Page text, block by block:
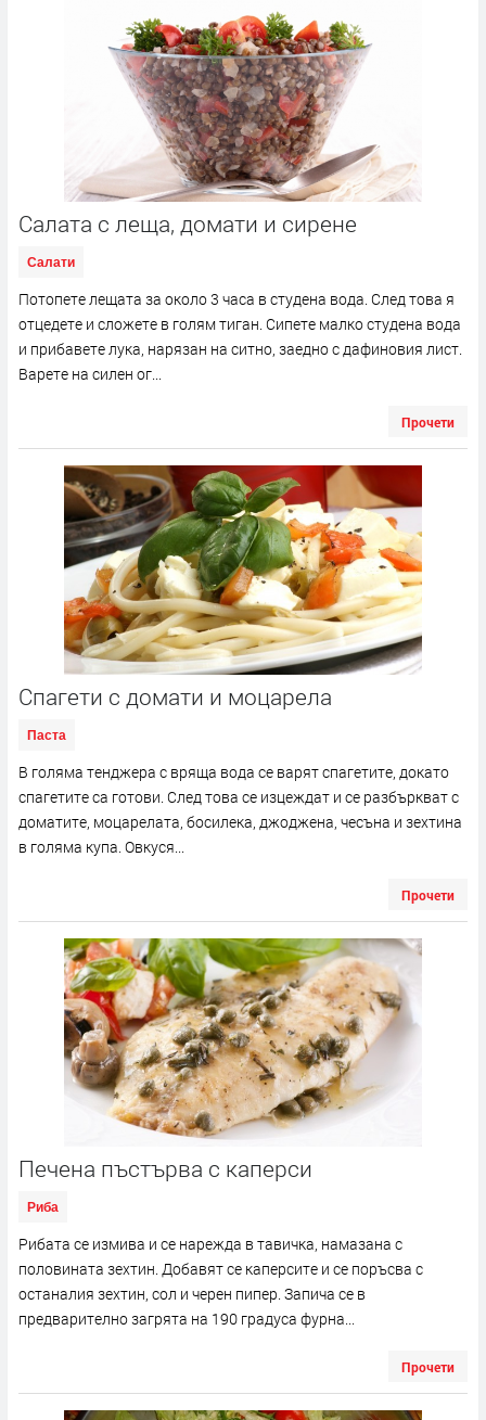
Салата с леща, домати и сирене
Салати
Потопете лещата за около 3 часа в студена вода. След това я
отцедете и сложете в голям тиган. Сипете малко студена вода
и прибавете лука, нарязан на ситно, заедно с дафиновия лист.
Варете на силен ог...
Прочети
Спагети с домати и моцарела
Паста
В голяма тенджера с вряща вода се варят спагетите, докато
спагетите са готови. След това се изцеждат и се разбъркват с
доматите, моцарелата, босилека, джоджена, чесъна и зехтина
в голяма купа. Овкуся...
Прочети
Печена пъстърва с каперси
Риба
Рибата се измива и се нарежда в тавичка, намазана с
половината зехтин. Добавят се каперсите и се поръсва с
останалия зехтин, сол и черен пипер. Запича се в
предварително загрята на 190 градуса фурна...
Прочети